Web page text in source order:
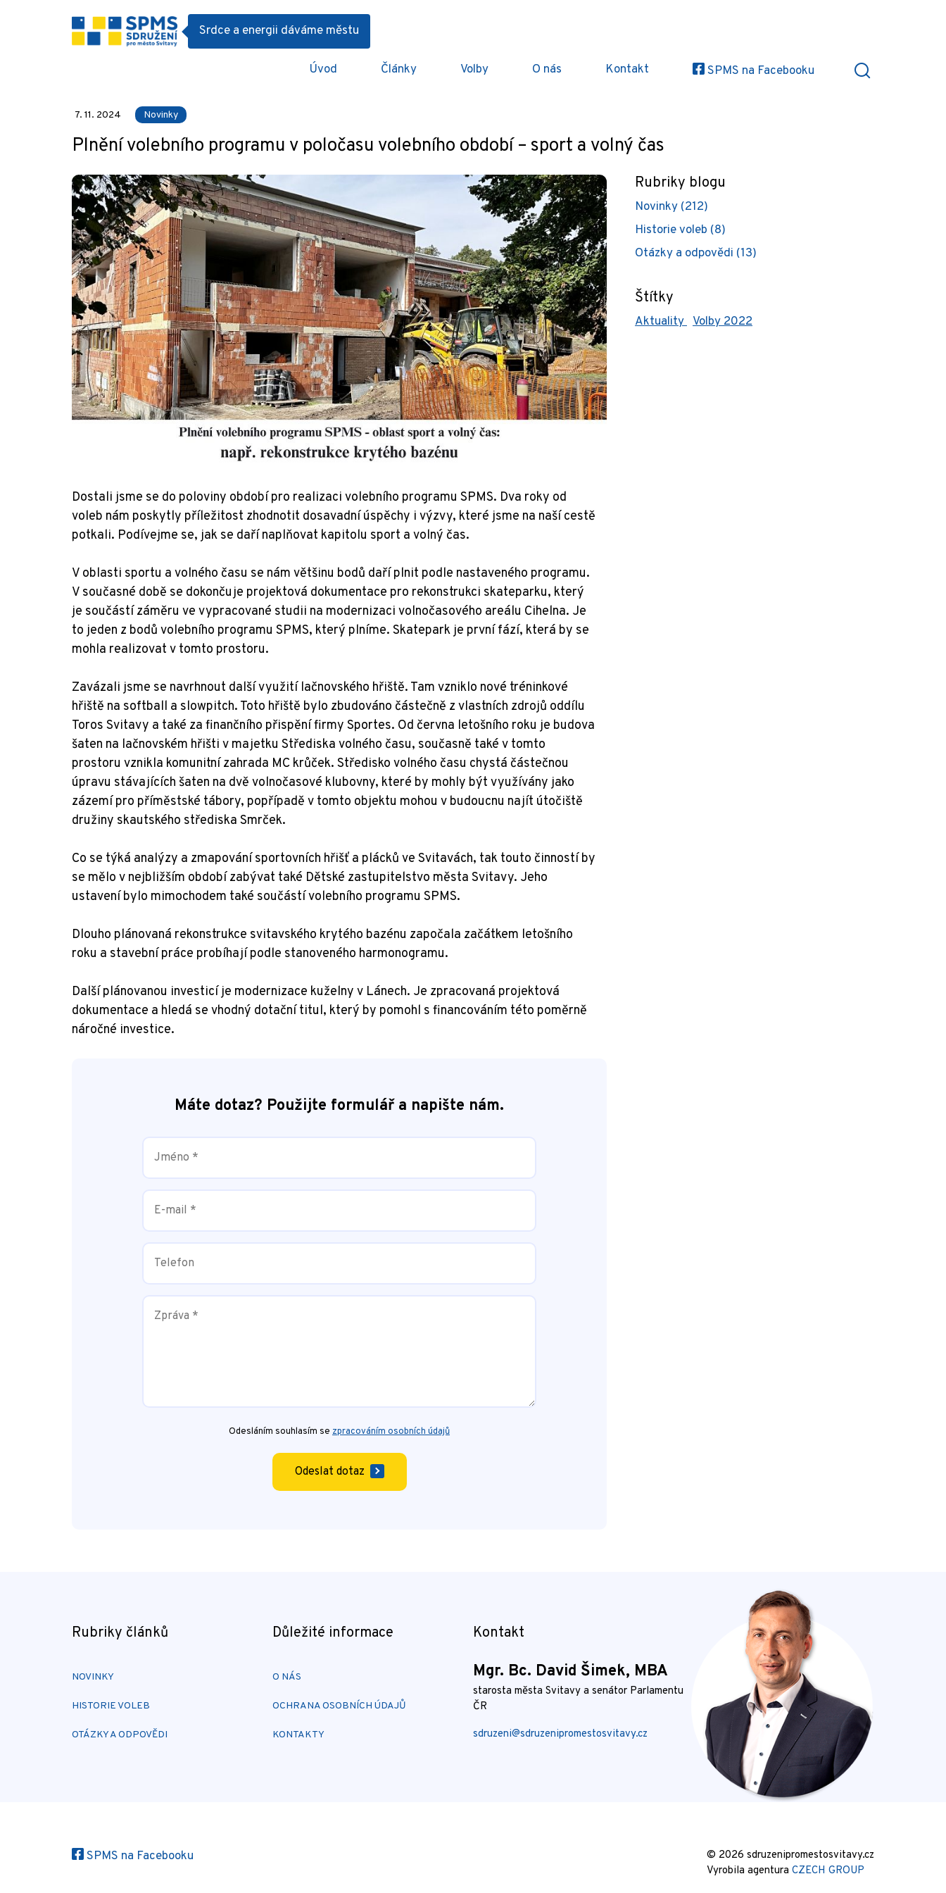
Srdce a energii dáváme městu
Úvod Články Volby O nás Kontakt SPMS na Facebooku
7. 11. 2024 Novinky
Plnění volebního programu v poločasu volebního období – sport a volný čas
Dostali jsme se do poloviny období pro realizaci volebního programu SPMS. Dva roky od
voleb nám poskytly příležitost zhodnotit dosavadní úspěchy i výzvy, které jsme na naší cestě
potkali. Podívejme se, jak se daří naplňovat kapitolu sport a volný čas.
V oblasti sportu a volného času se nám většinu bodů daří plnit podle nastaveného programu.
V současné době se dokončuje projektová dokumentace pro rekonstrukci skateparku, který
je součástí záměru ve vypracované studii na modernizaci volnočasového areálu Cihelna. Je
to jeden z bodů volebního programu SPMS, který plníme. Skatepark je první fází, která by se
mohla realizovat v tomto prostoru.
Zavázali jsme se navrhnout další využití lačnovského hřiště. Tam vzniklo nové tréninkové
hřiště na softball a slowpitch. Toto hřiště bylo zbudováno částečně z vlastních zdrojů oddílu
Toros Svitavy a také za finančního přispění firmy Sportes. Od června letošního roku je budova
šaten na lačnovském hřišti v majetku Střediska volného času, současně také v tomto
prostoru vznikla komunitní zahrada MC krůček. Středisko volného času chystá částečnou
úpravu stávajících šaten na dvě volnočasové klubovny, které by mohly být využívány jako
zázemí pro příměstské tábory, popřípadě v tomto objektu mohou v budoucnu najít útočiště
družiny skautského střediska Smrček.
Co se týká analýzy a zmapování sportovních hřišť a plácků ve Svitavách, tak touto činností by
se mělo v nejbližším období zabývat také Dětské zastupitelstvo města Svitavy. Jeho
ustavení bylo mimochodem také součástí volebního programu SPMS.
Dlouho plánovaná rekonstrukce svitavského krytého bazénu započala začátkem letošního
roku a stavební práce probíhají podle stanoveného harmonogramu.
Další plánovanou investicí je modernizace kuželny v Lánech. Je zpracovaná projektová
dokumentace a hledá se vhodný dotační titul, který by pomohl s financováním této poměrně
náročné investice.
Máte dotaz? Použijte formulář a napište nám.
Odesláním souhlasím se zpracováním osobních údajů
Odeslat dotaz
Rubriky blogu
Novinky (212)
Historie voleb (8)
Otázky a odpovědi (13)
Štítky
Aktuality Volby 2022
Rubriky článků
NOVINKY
HISTORIE VOLEB
OTÁZKY A ODPOVĚDI
Důležité informace
O NÁS
OCHRANA OSOBNÍCH ÚDAJŮ
KONTAKTY
Kontakt
Mgr. Bc. David Šimek, MBA
starosta města Svitavy a senátor Parlamentu
ČR
sdruzeni@sdruzenipromestosvitavy.cz
SPMS na Facebooku
© 2026 sdruzenipromestosvitavy.cz
Vyrobila agentura CZECH GROUP